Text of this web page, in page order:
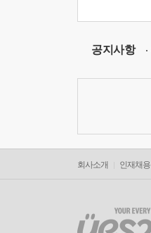
공지사항
회사소개 인재채용